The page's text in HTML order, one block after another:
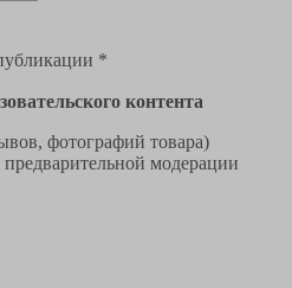
*
контента
фотографий товара)
модерации